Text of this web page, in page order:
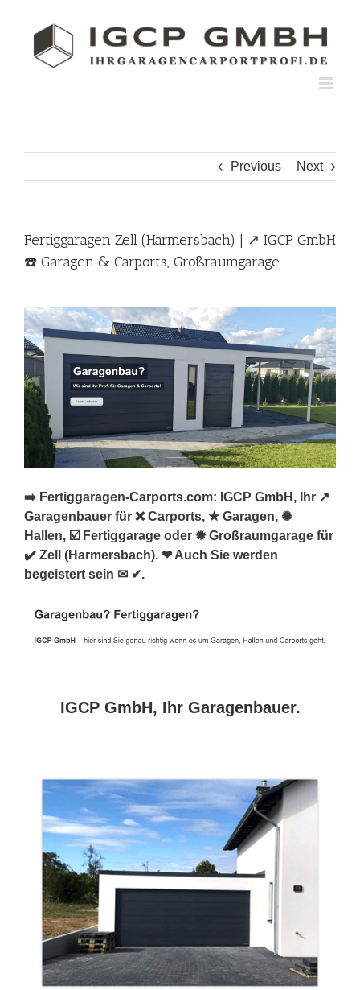
Previous Next
Fertiggaragen Zell (Harmersbach) | ↗️ IGCP GmbH
☎️ Garagen & Carports, Großraumgarage
➡️ Fertiggaragen-Carports.com: IGCP GmbH, Ihr ↗️
Garagenbauer für ❌ Carports, ★ Garagen, ✺
Hallen, ☑️ Fertiggarage oder ✹ Großraumgarage für
✔️ Zell (Harmersbach). ❤ Auch Sie werden
begeistert sein ✉ ✔.
IGCP GmbH, Ihr Garagenbauer.